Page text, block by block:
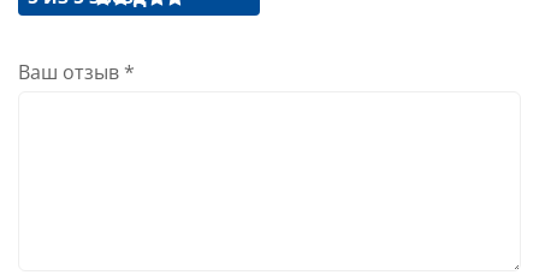
Ваш отзыв *